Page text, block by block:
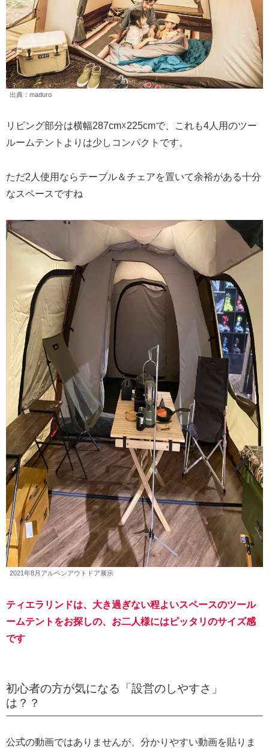
出典：maduro
リビング部分は横幅287cm☓225cmで、これも4人用のツー
ルームテントよりは少しコンパクトです。
ただ2人使用ならテーブル＆チェアを置いて余裕がある十分
なスペースですね
2021年8月アルペンアウトドア展示
ティエラリンドは、大き過ぎない程よいスペースのツール
ームテントをお探しの、お二人様にはピッタリのサイズ感
です
初心者の方が気になる「設営のしやすさ」
は？？
公式の動画ではありませんが、分かりやすい動画を貼りま